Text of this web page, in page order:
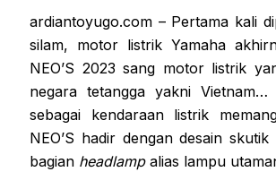
ardiantoyugo.com – Pertama kali
silam, motor listrik Yamaha
NEO’S 2023 sang motor listrik
negara tetangga yakni
sebagai kendaraan listrik
NEO’S hadir dengan desain
bagian headlampalias lampu